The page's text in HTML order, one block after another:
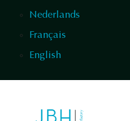
Nederlands
Français
English